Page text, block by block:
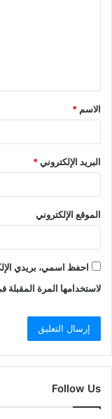
ق
*
الاسم *
البريد الإلكتروني*
الموقع الإلكتروني
احفظ اسمي، بريدي
لاستخدامها المرة المقبلة
Follow Us